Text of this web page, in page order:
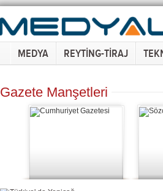
MEDYA REYTİNG-TİRAJ
Gazete Manşetleri